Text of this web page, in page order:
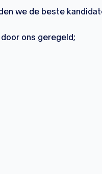
we de beste
ons geregeld;